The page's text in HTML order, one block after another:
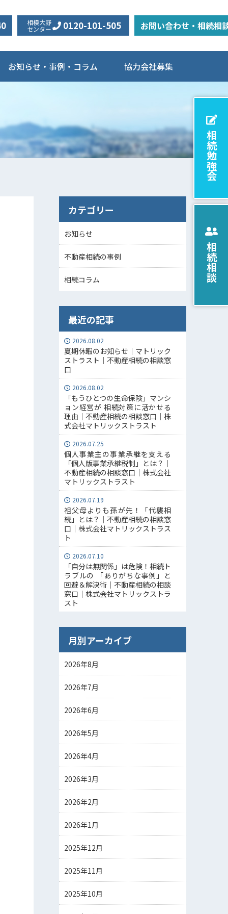
相模大野
センター 0120-101-505 お問い合わせ・相続相
お知らせ・事例・コラム 協力会社募集
カテゴリー
お知らせ
不動産相続の事例
相続コラム
最近の記事
2026.08.02
夏期休暇のお知らせ｜マトリック
ストラスト｜不動産相続の相談窓
口
2026.08.02
「もうひとつの生命保険」マンシ
ョン経営が 相続対策に活かせる
理由｜不動産相続の相談窓口｜株
式会社マトリックストラスト
2026.07.25
個人事業主の事業承継を支える
「個人版事業承継税制」とは？｜
不動産相続の相談窓口｜株式会社
マトリックストラスト
2026.07.19
祖父母よりも孫が先！「代襲相
続」とは？｜不動産相続の相談窓
口｜株式会社マトリックストラス
ト
2026.07.10
「自分は無関係」は危険！相続ト
ラブルの 「ありがちな事例」と
回避＆解決術｜不動産相続の相談
窓口｜株式会社マトリックストラ
スト
月別アーカイブ
2026年8月
2026年7月
2026年6月
2026年5月
2026年4月
2026年3月
2026年2月
2026年1月
2025年12月
2025年11月
2025年10月
相続勉強会
相続相談